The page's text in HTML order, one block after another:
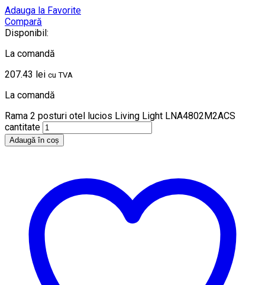
Adauga la Favorite
Compară
Disponibil:
La comandă
207.43 lei cu TVA
La comandă
Rama 2 posturi otel lucios Living Light LNA4802M2ACS
cantitate
Adaugă în coș